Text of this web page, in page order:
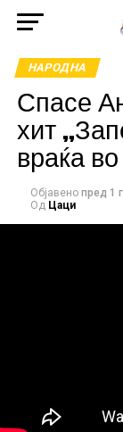
НАРОДНА
Спасе
хит
враќа
Објавено пред 1
Од Цаци